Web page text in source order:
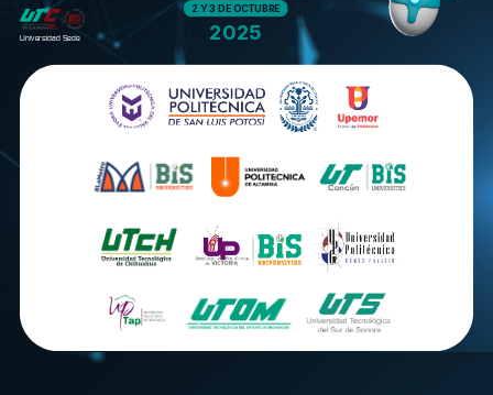
2 Y 3 DE OCTUBRE
Universidad Sede 2025